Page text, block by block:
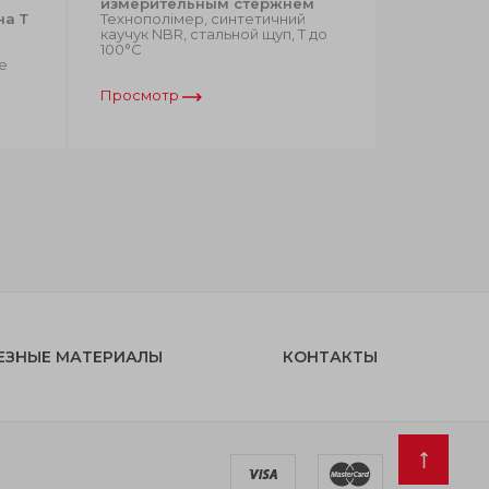
Т
Технополімер, синтетичний
каучук NBR, стальной щуп, Т до
100°C
Просмотр
МАТЕРИАЛЫ КОНТАКТЫ